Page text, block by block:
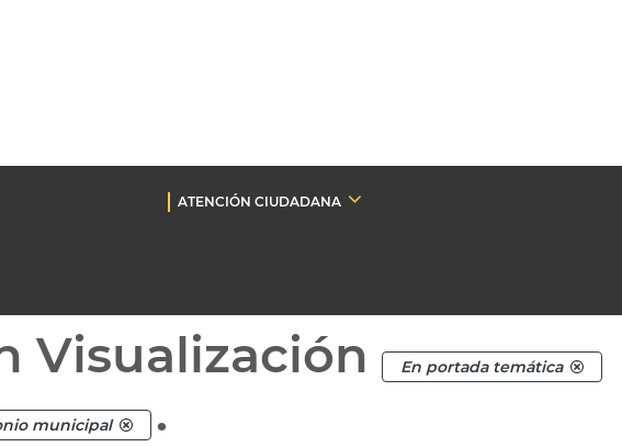
ATENCIÓN CIUDADANA
Visualización En portada temática
municipal .